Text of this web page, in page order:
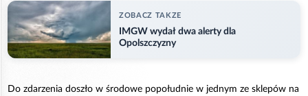
ZOBACZ TAKZE
IMGW wydał dwa alerty dla
Opolszczyzny
Do zdarzenia doszło w środowe popołudnie w jednym ze sklepów na